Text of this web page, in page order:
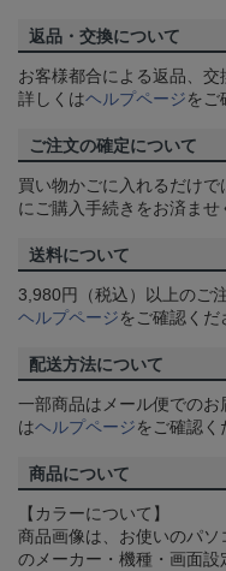
返品・交換について
お客様都合による返品、交
詳しくはヘルプページをご
ご注文の確定について
買い物かごに入れるだけ
にご購入手続きをお済ませ
送料について
3,980円（税込）以上のご
ヘルプページをご確認くだ
配送方法について
一部商品はメール便でのお
はヘルプページをご確認く
商品について
【カラーについて】
商品画像は、お使いのパ
のメーカー・機種・画面